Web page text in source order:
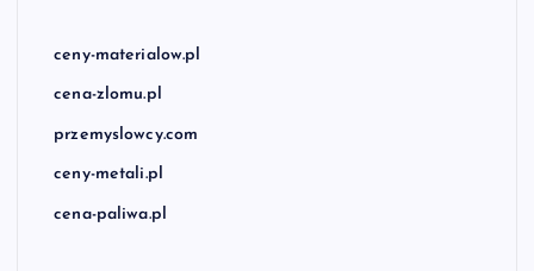
ceny-materialow.pl
cena-zlomu.pl
przemyslowcy.com
ceny-metali.pl
cena-paliwa.pl